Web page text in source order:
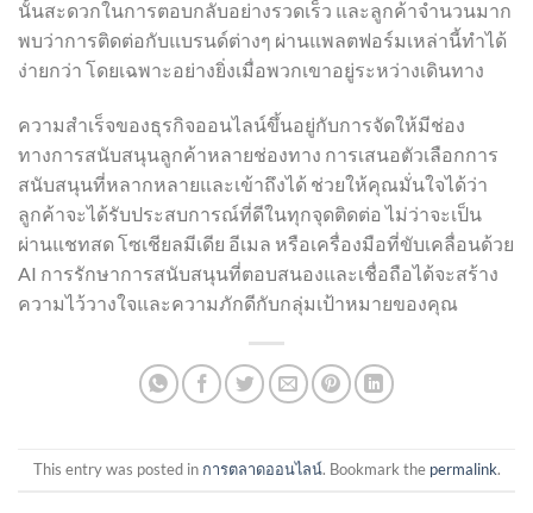
นั้นสะดวกในการตอบกลับอย่างรวดเร็ว และลูกค้าจำนวนมาก
พบว่าการติดต่อกับแบรนด์ต่างๆ ผ่านแพลตฟอร์มเหล่านี้ทำได้
ง่ายกว่า โดยเฉพาะอย่างยิ่งเมื่อพวกเขาอยู่ระหว่างเดินทาง
ความสำเร็จของธุรกิจออนไลน์ขึ้นอยู่กับการจัดให้มีช่อง
ทางการสนับสนุนลูกค้าหลายช่องทาง การเสนอตัวเลือกการ
สนับสนุนที่หลากหลายและเข้าถึงได้ ช่วยให้คุณมั่นใจได้ว่า
ลูกค้าจะได้รับประสบการณ์ที่ดีในทุกจุดติดต่อ ไม่ว่าจะเป็น
ผ่านแชทสด โซเชียลมีเดีย อีเมล หรือเครื่องมือที่ขับเคลื่อนด้วย
AI การรักษาการสนับสนุนที่ตอบสนองและเชื่อถือได้จะสร้าง
ความไว้วางใจและความภักดีกับกลุ่มเป้าหมายของคุณ
This entry was posted in การตลาดออนไลน์. Bookmark the permalink.